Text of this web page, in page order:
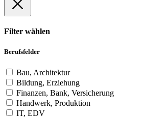
Filter wählen
Berufsfelder
Bau, Architektur
Bildung, Erziehung
Finanzen, Bank, Versicherung
Handwerk, Produktion
IT, EDV